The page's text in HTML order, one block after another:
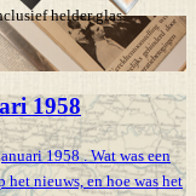
helder glas.
1958
1958 . Wat was een
het nieuws, en hoe was het